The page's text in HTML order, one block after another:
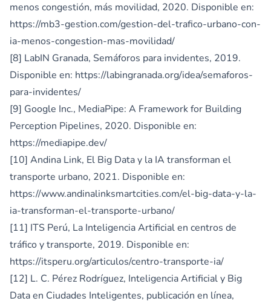
menos congestión, más movilidad, 2020. Disponible en:
https://mb3-gestion.com/gestion-del-trafico-urbano-con-
ia-menos-congestion-mas-movilidad/
[8] LabIN Granada, Semáforos para invidentes, 2019.
Disponible en: https://labingranada.org/idea/semaforos-
para-invidentes/
[9] Google Inc., MediaPipe: A Framework for Building
Perception Pipelines, 2020. Disponible en:
https://mediapipe.dev/
[10] Andina Link, El Big Data y la IA transforman el
transporte urbano, 2021. Disponible en:
https://www.andinalinksmartcities.com/el-big-data-y-la-
ia-transforman-el-transporte-urbano/
[11] ITS Perú, La Inteligencia Artificial en centros de
tráfico y transporte, 2019. Disponible en:
https://itsperu.org/articulos/centro-transporte-ia/
[12] L. C. Pérez Rodríguez, Inteligencia Artificial y Big
Data en Ciudades Inteligentes, publicación en línea,